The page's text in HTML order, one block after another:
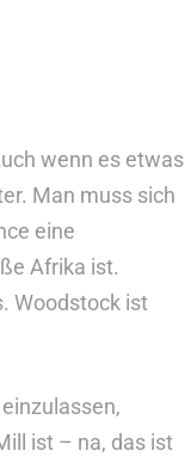
wenn es etwas
Man muss sich
eine
Afrika ist.
Woodstock ist
ist – na, das ist